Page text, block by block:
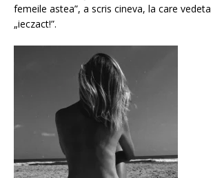
femeile astea”, a scris cineva, la care
„ieczact!”.